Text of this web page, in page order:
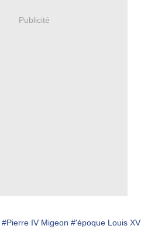
Publicité
#Pierre IV Migeon #'époque Louis XV